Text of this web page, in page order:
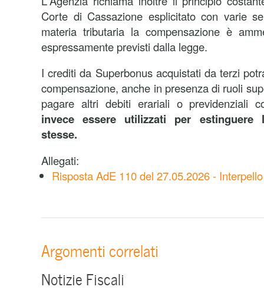
Corte di Cassazione esplicitato con varie
materia tributaria la compensazione è
espressamente previsti dalla legge.
I crediti da Superbonus acquistati da terzi
compensazione, anche in presenza di ruoli
pagare altri debiti erariali o previdenziali
invece essere utilizzati per estinguere
stesse.
Allegati:
Risposta AdE 110 del 27.05.2026 - Interpello
Argomenti correlati
Notizie Fiscali